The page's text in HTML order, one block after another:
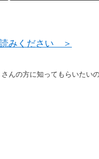
みください ＞
んの方に知ってもらいたい